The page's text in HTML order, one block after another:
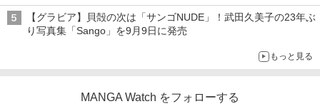
【グラビア】貝殻の次は「サンゴNUDE」！武田久美子の23年ぶ
り写真集「Sango」を9月9日に発売
もっと見る
MANGA Watch をフォローする